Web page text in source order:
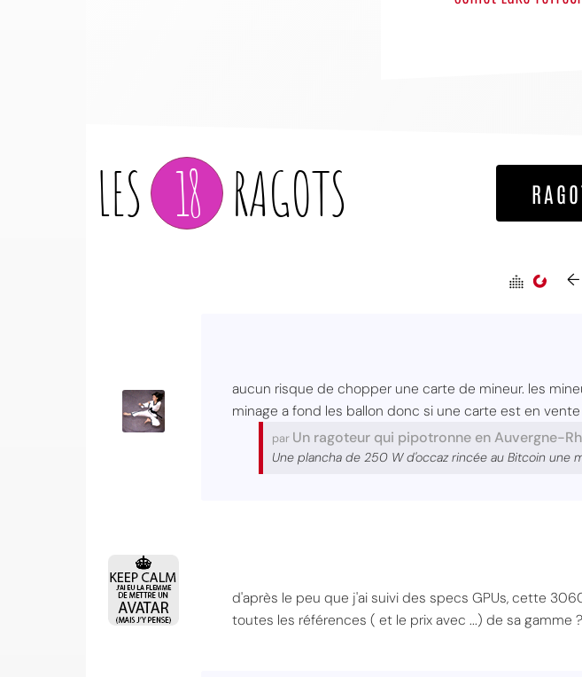
LES 18 RAGOTS
←
aucun risque de chopper une carte de mineur. les
minage a fond les ballon donc si une carte est en
par Un ragoteur qui pipotronne en Auvergne-
Une plancha de 250 W d'occaz rincée au Bitcoin une
d'après le peu que j'ai suivi des specs GPUs, cette
toutes les références ( et le prix avec ...) de sa gamme ?